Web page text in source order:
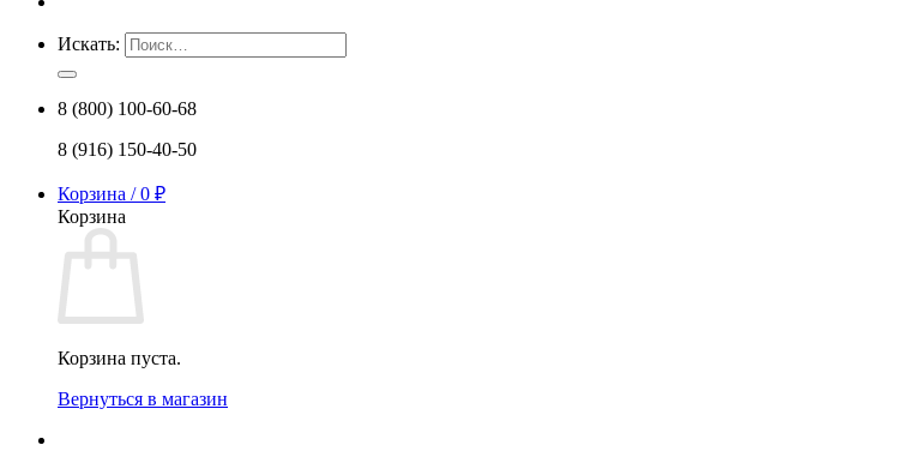
Искать:
8 (800) 100-60-68
8 (916) 150-40-50
Корзина /0 ₽
Корзина
Корзина пуста.
Вернуться в магазин